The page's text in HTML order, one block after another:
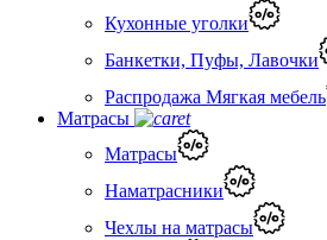
Кухонные уголки
Банкетки, Пуфы, Лавочки
Распродажа Мягкая мебель
Матрасы
Матрасы
Наматрасники
Чехлы на матрасы